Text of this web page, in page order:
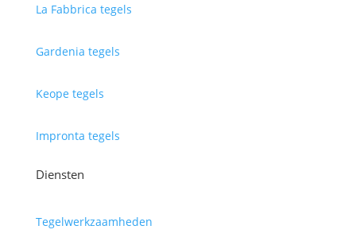
La Fabbrica tegels
Gardenia tegels
Keope tegels
Impronta tegels
Diensten
Tegelwerkzaamheden